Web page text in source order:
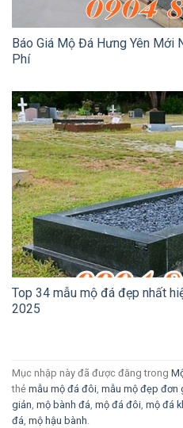
Báo Giá Mộ Đá Hưng Yên Mới
Phí
Top 34 mẫu mộ đá đẹp nhất
2025
Mục nhập này đã được đăng trong
thẻ mẫu mộ đá đôi, mẫu mộ đẹp đơn
giản, mộ bành đá, mộ đá đôi, mộ đá
đá, mộ hậu bành.